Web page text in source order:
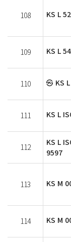
108 KS L
109 KS L
110 ㉿ KS
111 KS L
112
KS L
9597
113 KS M
114 KS M